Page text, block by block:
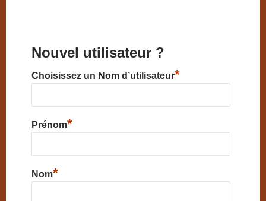
Nouvel utilisateur ?
Choisissez un Nom d’utilisateur*
Prénom*
Nom*